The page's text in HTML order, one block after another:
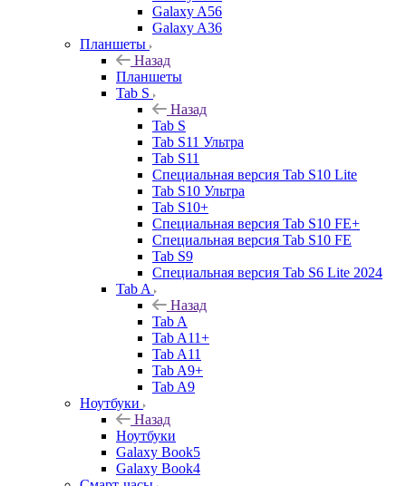
Galaxy A56
Galaxy A36
Планшеты
Назад
Планшеты
Tab S
Назад
Tab S
Tab S11 Ультра
Tab S11
Специальная версия Tab S10 Lite
Tab S10 Ультра
Tab S10+
Специальная версия Tab S10 FE+
Специальная версия Tab S10 FE
Tab S9
Специальная версия Tab S6 Lite 2024
Tab A
Назад
Tab A
Tab A11+
Tab A11
Tab A9+
Tab A9
Ноутбуки
Назад
Ноутбуки
Galaxy Book5
Galaxy Book4